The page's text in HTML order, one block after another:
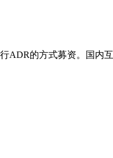
ADR的方式募资。国内